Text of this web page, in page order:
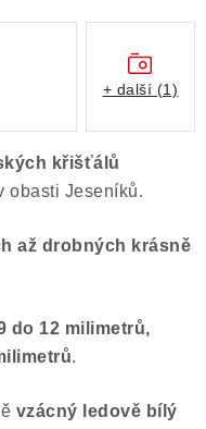
křišťálů
obasti Jeseníků.
až drobných krásně
do 12 milimetrů,
.
vzácný ledově bílý
+ další (1)